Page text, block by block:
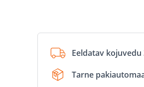
Eeldatav kojuvedu
Tarne